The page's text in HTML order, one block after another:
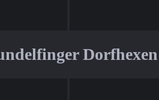
Dorfhexen